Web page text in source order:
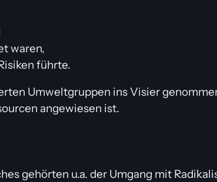
waren,
führte.
Umweltgruppen ins Visier
angewiesen ist.
gehörten u.a. der Umgang mit